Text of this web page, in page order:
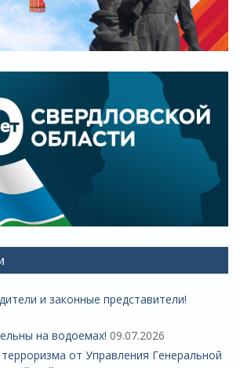
и законные представители!
на водоемах! 09.07.2026
от Управления Генеральной